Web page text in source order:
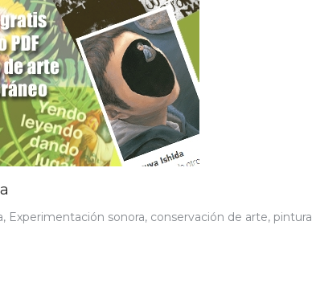
Experimentación sonora, conservación de arte, pintura